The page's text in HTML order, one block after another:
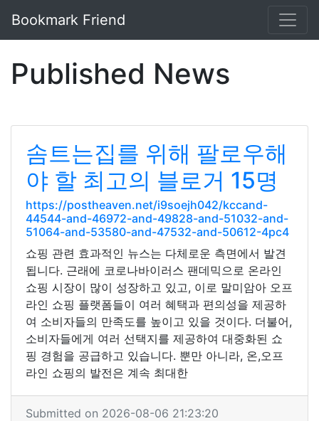
Bookmark Friend
Published News
솜트는집를 위해 팔로우해
야 할 최고의 블로거 15명
https://postheaven.net/i9soejh042/kccand-
44544-and-46972-and-49828-and-51032-and-
51064-and-53580-and-47532-and-50612-4pc4
쇼핑 관련 효과적인 뉴스는 다체로운 측면에서 발견
됩니다. 근래에 코로나바이러스 팬데믹으로 온라인
쇼핑 시장이 많이 성장하고 있고, 이로 말미암아 오프
라인 쇼핑 플랫폼들이 여러 혜택과 편의성을 제공하
여 소비자들의 만족도를 높이고 있을 것이다. 더불어,
소비자들에게 여러 선택지를 제공하여 대중화된 쇼
핑 경험을 공급하고 있습니다. 뿐만 아니라, 온,오프
라인 쇼핑의 발전은 계속 최대한
Submitted on 2026-08-06 21:23:20